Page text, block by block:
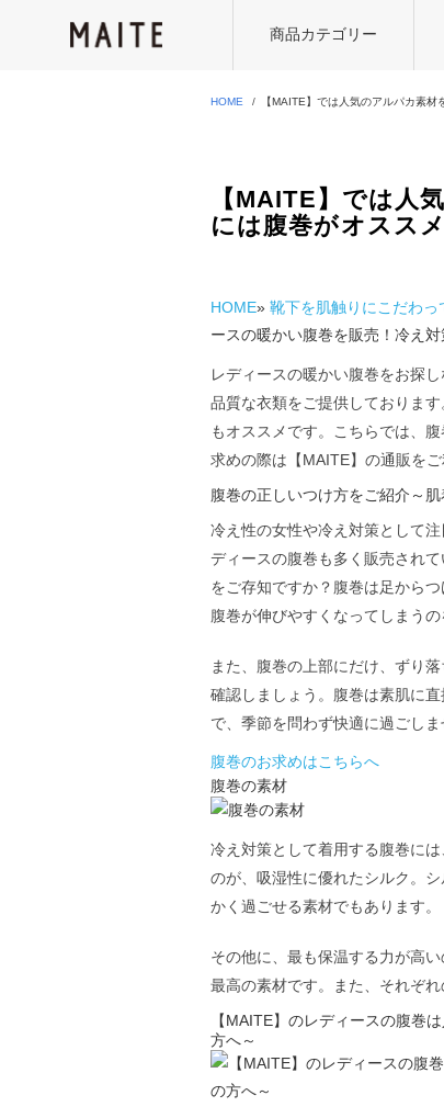
商品カテゴリー
HOME 【MAITE】では人気のアルパカ素
【MAITE】では人
には腹巻がオスス
HOME» 靴下を肌触りにこだわ
ースの暖かい腹巻を販売！冷え
レディースの暖かい腹巻をお探
品質な衣類をご提供しておりま
もオススメです。こちらでは、
求めの際は【MAITE】の通販をご
腹巻の正しいつけ方をご紹介～
冷え性の女性や冷え対策として
ディースの腹巻も多く販売され
をご存知ですか？腹巻は足から
腹巻が伸びやすくなってしまうの
また、腹巻の上部にだけ、ずり
確認しましょう。腹巻は素肌に
で、季節を問わず快適に過ごしま
腹巻のお求めはこちらへ
腹巻の素材
冷え対策として着用する腹巻に
のが、吸湿性に優れたシルク。
かく過ごせる素材でもあります。
その他に、最も保温する力が高
最高の素材です。また、それぞ
【MAITE】のレディースの腹巻
方へ～